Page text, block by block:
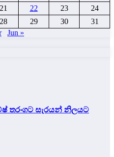
21 22 23
24
28 29 30
31
Jun »
තරංගට සැරයන් නිලයට